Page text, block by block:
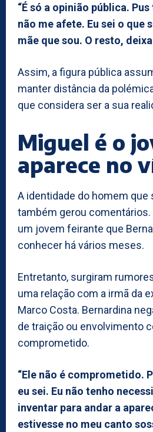
“É só a opinião pública.
não me afete. Eu sei o que
mãe que sou. O resto,
Assim, a figura pública
manter distância da
que considera ser a sua
Miguel é o
aparece no
A identidade do homem que
também gerou comentários.
um jovem feirante que
conhecer há vários meses.
Entretanto, surgiram
uma relação com a irmã da
Marco Costa. Bernardina
de traição ou envolvimento
comprometido.
“Ele não é comprometido.
eu sei. Eu não tenho
inventar para andar a
estivesse no meu canto